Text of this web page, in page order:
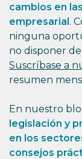
cambios en
empresarial.
ninguna
no disponer
Suscríbase a
resumen
En nuestro
legislación y
en los
consejos